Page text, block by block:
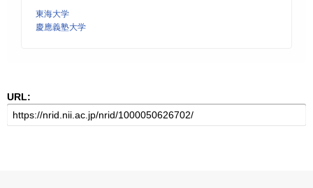
東海大学
慶應義塾大学
URL: